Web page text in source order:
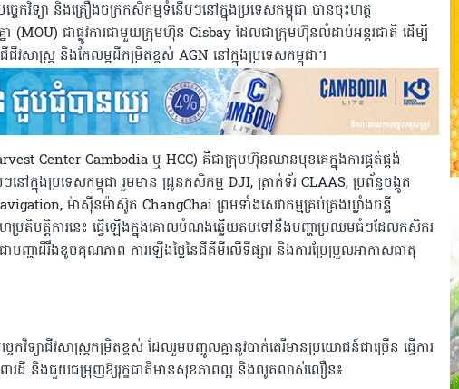
ចេកវិទ្យា និងគ្រឿងចក្រកសិកម្មទំនើបៗនៅក្នុងប្រទេសកម្ពុជា បានចុះហត្ថ
(MOU) ជាផ្លូវការជាមួយក្រុមហ៊ុន Cisbay ដែលជាក្រុមហ៊ុនលំដាប់អន្តរជាតិ ដើម្បី
ាស្ដ្រ និងកែលម្អដីកម្រិតខ្ពស់ AGN នៅក្នុងប្រទេសកម្ពុជា។
Center Cambodia ឬ HCC) គឺជាក្រុមហ៊ុនឈានមុខគេក្នុងការផ្គត់ផ្គង់
នៅក្នុងប្រទេសកម្ពុជា រួមមាន ដ្រូនកសិកម្ម DJI, ត្រាក់ទ័រ CLAAS, ប្រព័ន្ធចង្កូត
ម៉ាស៊ីនម៉ាស៊ូត ChangChai ព្រមទាំងសេវាកម្មគ្រប់គ្រងឃ្លាំងចន្ទី
តិបត្តិការនេះ ធ្វើឡើងក្នុងគោលបំណងឆ្លើយតបទៅនឹងបញ្ហាប្រឈមធំៗដែលកសិករ
ាបញ្ហាដីរឹងខូចគុណភាព ការឡើងថ្លៃនៃជីគីមីលើទីផ្សារ និងការប្រែប្រួលអាកាសធាតុ
កវិទ្យាជីវសាស្ត្រកម្រិតខ្ពស់ ដែលរួមបញ្ចូលគ្នានូវបាក់តេរីមានប្រយោជន៍ជាច្រើន ធ្វើការ
រពារដី និងជួយជម្រុញឱ្យរុក្ខជាតិមានសុខភាពល្អ និងលូតលាស់លឿន៖